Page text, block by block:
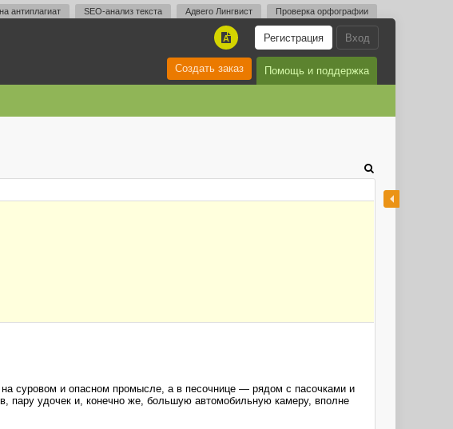
антиплагиат SEO-анализ текста Адвего Лингвист Проверка орфографии
Вход
Регистрация
A
Помощь и поддержка
Создать заказ
суровом и опасном промысле, а в песочнице — рядом с пасочками и
удочек и, конечно же, большую автомобильную камеру, вполне